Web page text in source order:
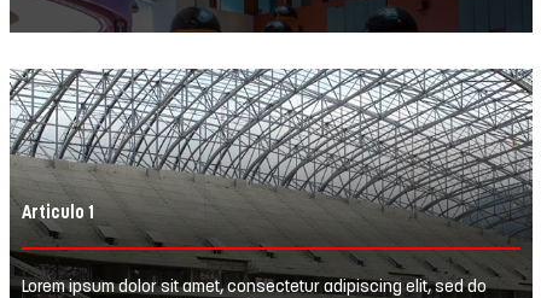
Articulo 1
Lorem ipsum dolor sit amet, consectetur adipiscing elit, sed do